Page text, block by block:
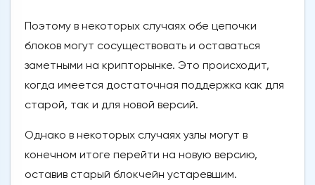
Поэтому в некоторых случаях обе цепочки
блоков могут сосуществовать и оставаться
заметными на крипторынке. Это происходит,
когда имеется достаточная поддержка как для
старой, так и для новой версий.
Однако в некоторых случаях узлы могут в
конечном итоге перейти на новую версию,
оставив старый блокчейн устаревшим.